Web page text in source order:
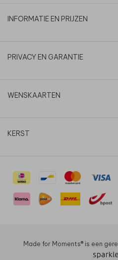
INFORMATIE EN PRIJZEN
PRIVACY EN GARANTIE
WENSKAARTEN
KERST
Made for Moments®️ is een